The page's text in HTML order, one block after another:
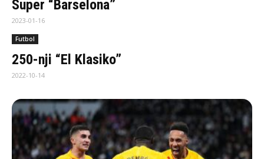
Super “Barselona”
2023-01-16
Futbol
250-nji “El Klasiko”
2022-10-14